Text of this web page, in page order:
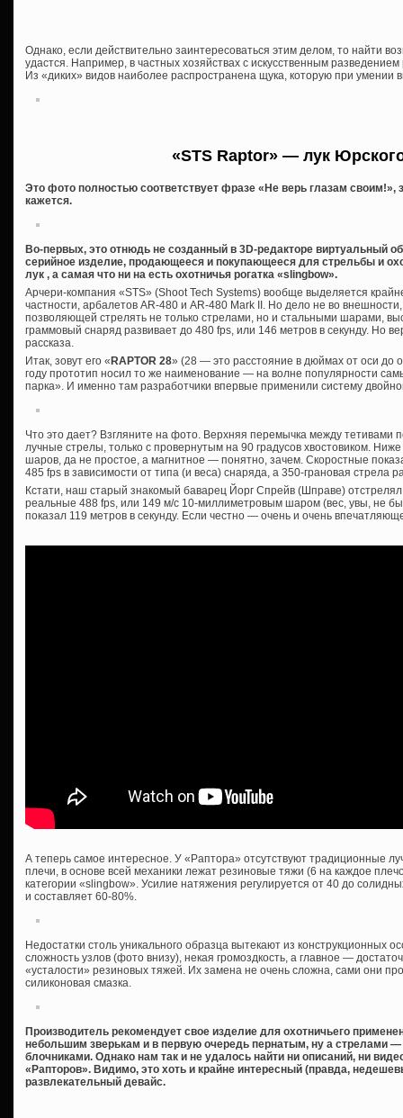
Однако, если действительно заинтересоваться этим делом, то найти
удастся. Например, в частных хозяйствах с искусственным
Из «диких» видов наиболее распространена щука, которую при умении
«STS Raptor» — лук
Это фото полностью соответствует фразе «Не верь глазам своим!»,
кажется.
Во-первых, это отнюдь не созданный в 3D-редакторе виртуальный
серийное изделие, продающееся и покупающееся для стрельбы и
лук , а самая что ни на есть охотничья рогатка «slingbow».
Арчери-компания «STS» (Shoot Tech Systems) вообще выделяется
частности, арбалетов AR-480 и AR-480 Mark II. Но дело не во
позволяющей стрелять не только стрелами, но и стальными шарами,
граммовый снаряд развивает до 480 fps, или 146 метров в секунду. Но
рассказа.
Итак, зовут его « RAPTOR 28» (28 — это расстояние в дюймах от оси до
году прототип носил то же наименование — на волне популярности
парка». И именно там разработчики впервые применили систему
Что это дает? Взгляните на фото. Верхняя перемычка между тетивами
лучные стрелы, только с провернутым на 90 градусов хвостовиком.
шаров, да не простое, а магнитное — понятно, зачем. Скоростные
485 fps в зависимости от типа (и веса) снаряда, а 350-грановая стрела
Кстати, наш старый знакомый баварец Йорг Спрейв (Шправе)
реальные 488 fps, или 149 м/с 10-миллиметровым шаром (вес, увы, не
показал 119 метров в секунду. Если честно — очень и очень
А теперь самое интересное. У «Раптора» отсутствуют традиционные
плечи, в основе всей механики лежат резиновые тяжи (6 на каждое
категории «slingbow». Усилие натяжения регулируется от 40 до
и составляет 60-80%.
Недостатки столь уникального образца вытекают из конструкционных
сложность узлов (фото внизу), некая громоздкость, а главное —
«усталости» резиновых тяжей. Их замена не очень сложна, сами они
силиконовая смазка.
Производитель рекомендует свое изделие для охотничьего
небольшим зверькам и в первую очередь пернатым, ну а стрелами
блочниками. Однако нам так и не удалось найти ни описаний, ни
«Рапторов». Видимо, это хоть и крайне интересный (правда,
развлекательный девайс.